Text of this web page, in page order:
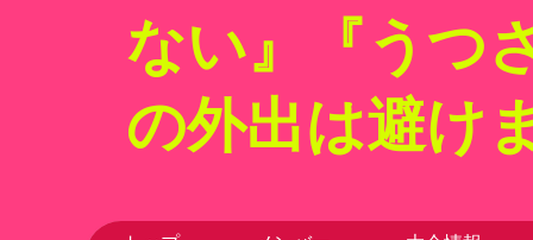
ない』『うつ
の外出は避け